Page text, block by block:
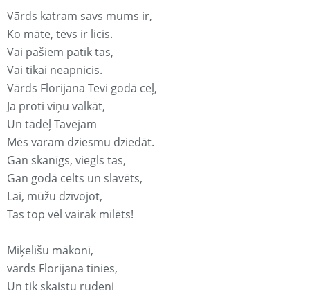
Vārds katram savs mums ir,
Ko māte, tēvs ir licis.
Vai pašiem patīk tas,
Vai tikai neapnicis.
Vārds Florijana Tevi godā ceļ,
Ja proti viņu valkāt,
Un tādēļ Tavējam
Mēs varam dziesmu dziedāt.
Gan skanīgs, viegls tas,
Gan godā celts un slavēts,
Lai, mūžu dzīvojot,
Tas top vēl vairāk mīlēts!
Miķelīšu mākonī,
vārds Florijana tinies,
Un tik skaistu rudeni